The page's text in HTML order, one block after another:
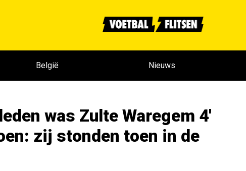
België Nieuws
was Zulte Waregem 4'
zij stonden toen in de